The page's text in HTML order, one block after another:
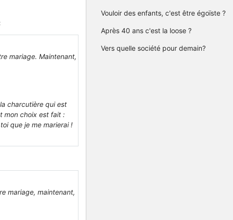
mariage. Maintenant,
charcutière qui est
mon choix est fait :
que je me marierai !
mariage, maintenant,
Vouloir des enfants, c'est être égoïste ?
Après 40 ans c'est la loose ?
Vers quelle société pour demain?